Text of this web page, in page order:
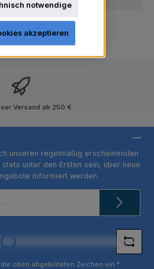
Versand ab 250 €
unseren regelmäßig erscheinenden
unter den Ersten sein, über neue
informiert werden.
Loading...
oben abgebildeten Zeichen ein *
notwendige
akzeptieren